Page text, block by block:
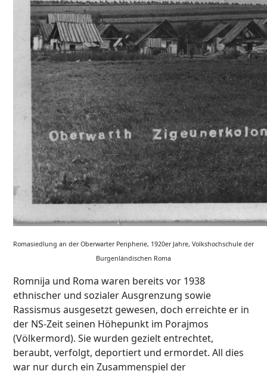
Romasiedlung an der Oberwarter Peripherie, 1920er Jahre, Volkshochschule der
Burgenländischen Roma
Romnija und Roma waren bereits vor 1938
ethnischer und sozialer Ausgrenzung sowie
Rassismus ausgesetzt gewesen, doch erreichte er in
der NS-Zeit seinen Höhepunkt im Porajmos
(Völkermord). Sie wurden gezielt entrechtet,
beraubt, verfolgt, deportiert und ermordet. All dies
war nur durch ein Zusammenspiel der